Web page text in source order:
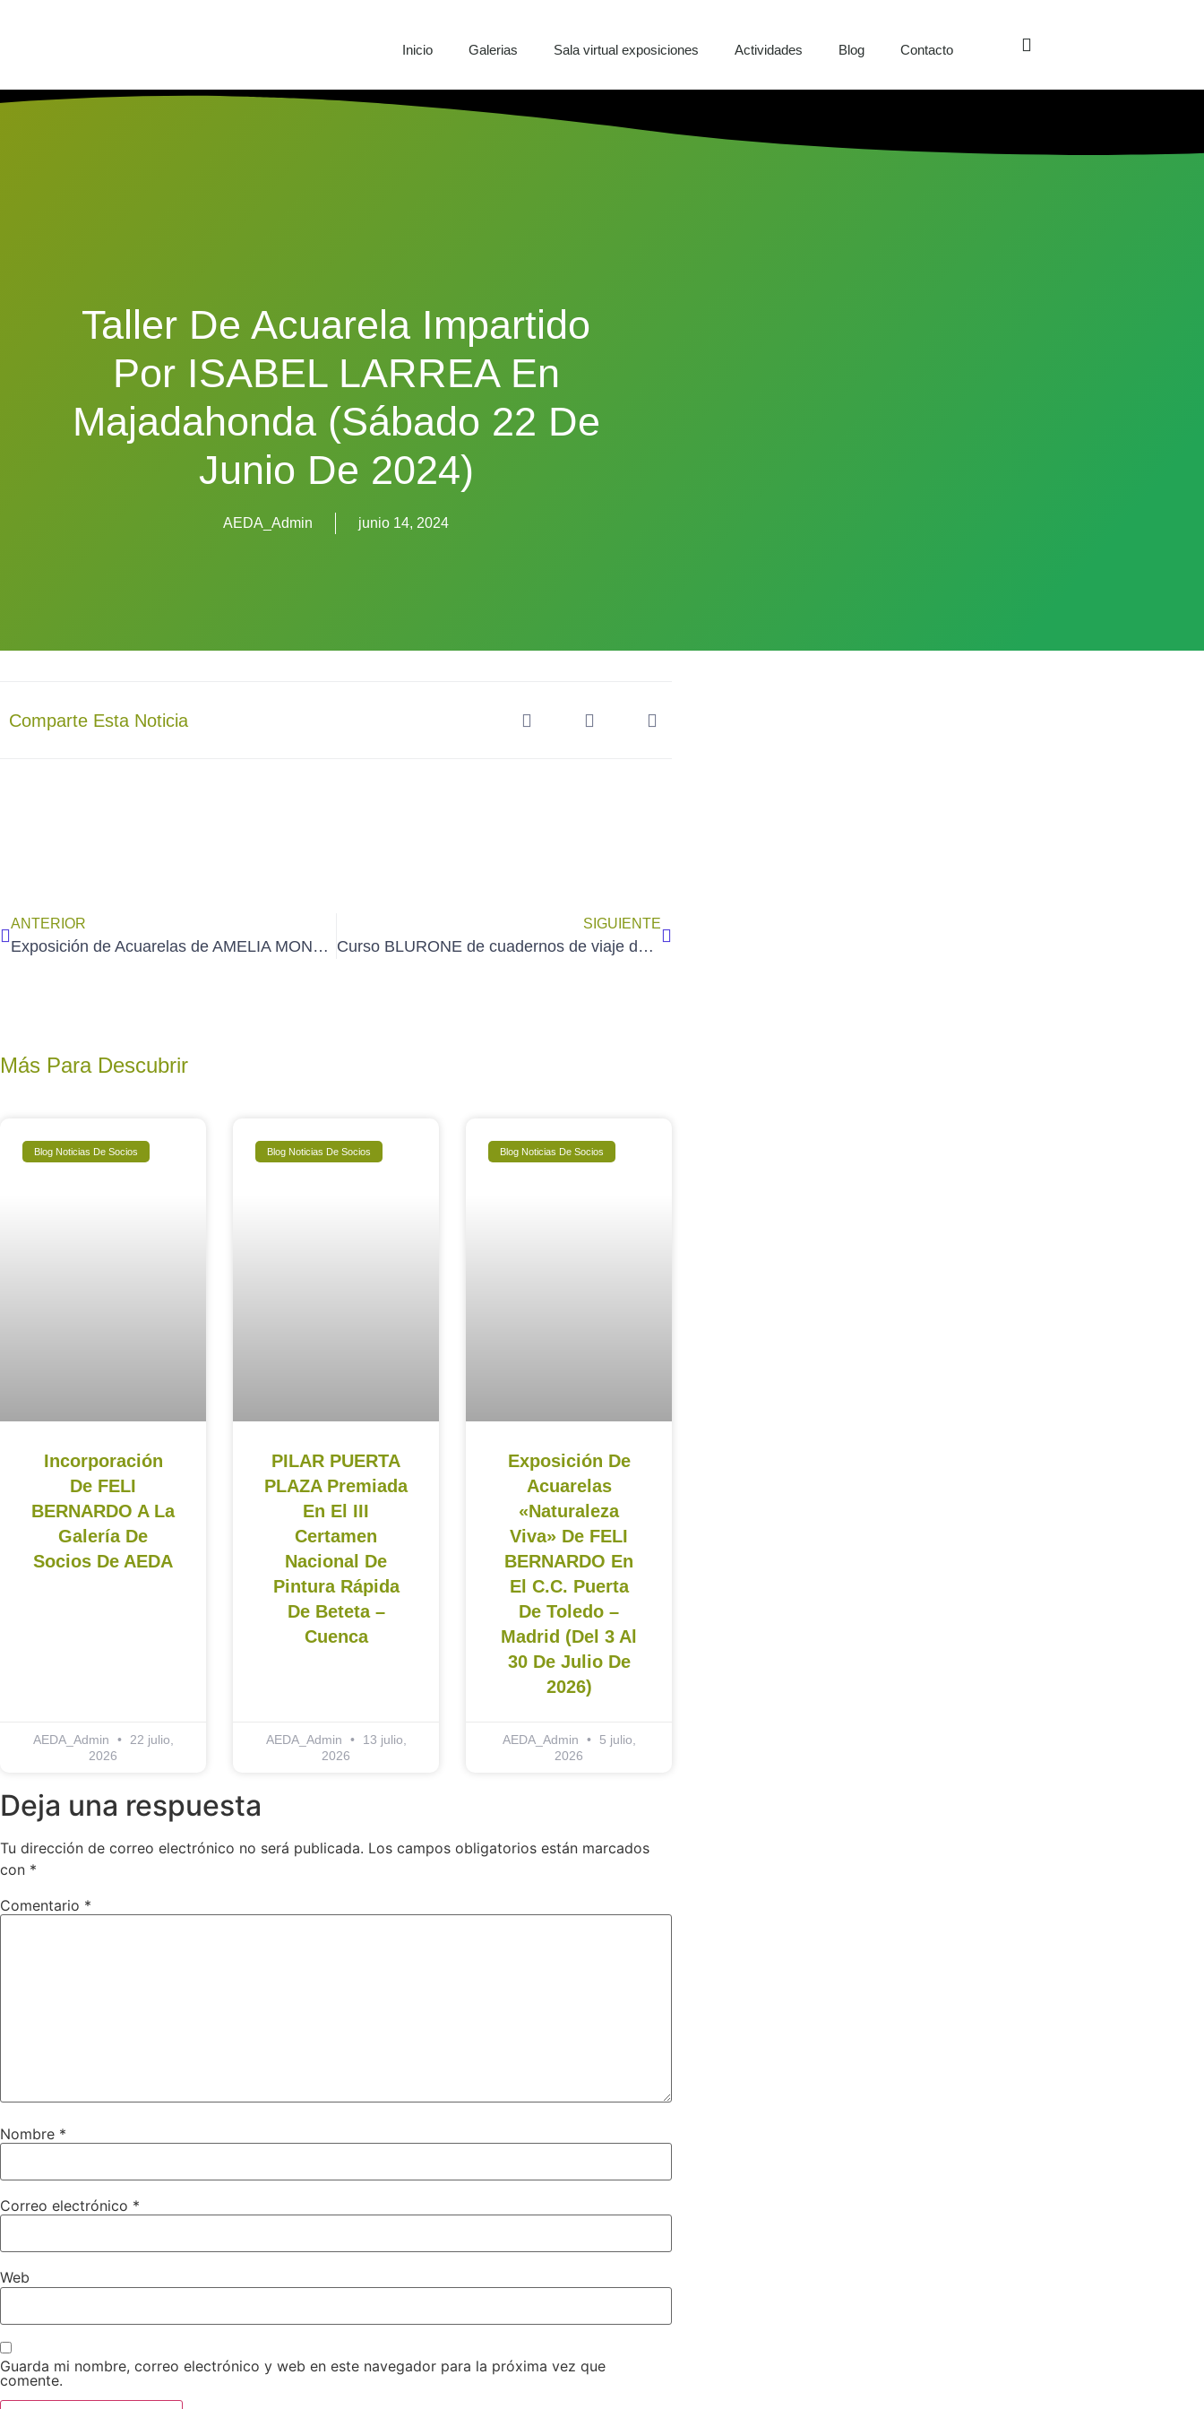
Inicio Galerias Sala virtual exposiciones Actividades Blog Contacto
Taller De Acuarela Impartido
Por ISABEL LARREA En
Majadahonda (sábado 22 De
Junio De 2024)
AEDA_Admin junio 14, 2024
Comparte Esta Noticia
ANTERIOR
Exposición de Acuarelas de AMELIA MONDÉJAR en Sigüenza (14 al 23 de junio de 2024)
SIGUIENTE
Curso BLURONE de cuadernos de viaje de acuarela de ENRIQUE ALDA.
Más Para Descubrir
Blog Noticias De Socios
Incorporación
De FELI
BERNARDO A La
Galería De
Socios De AEDA
AEDA_Admin
22 julio,
2026
Blog Noticias De Socios
PILAR PUERTA
PLAZA Premiada
En El III
Certamen
Nacional De
Pintura Rápida
De Beteta –
Cuenca
AEDA_Admin
13 julio,
2026
Blog Noticias De Socios
Exposición De
Acuarelas
«Naturaleza
Viva» De FELI
BERNARDO En
El C.C. Puerta
De Toledo –
Madrid (del 3 Al
30 De Julio De
2026)
AEDA_Admin
5 julio,
2026
Deja una respuesta
Tu dirección de correo electrónico no será publicada. Los campos obligatorios están marcados
con *
Comentario *
Nombre *
Correo electrónico *
Web
Guarda mi nombre, correo electrónico y web en este navegador para la próxima vez que
comente.